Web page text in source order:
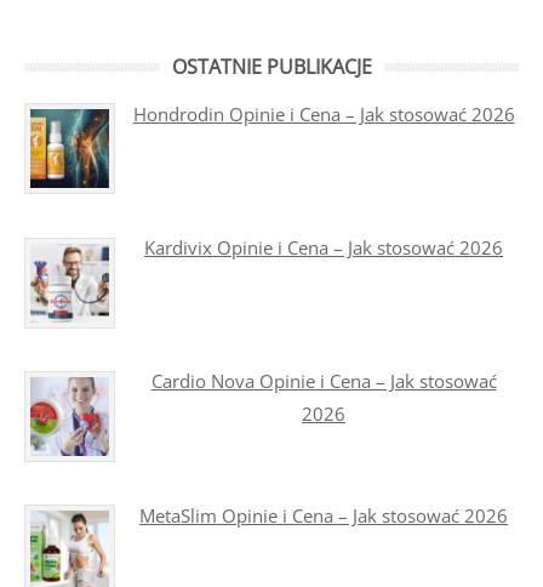
OSTATNIE PUBLIKACJE
Hondrodin Opinie i Cena – Jak stosować 2026
Kardivix Opinie i Cena – Jak stosować 2026
Cardio Nova Opinie i Cena – Jak stosować
2026
MetaSlim Opinie i Cena – Jak stosować 2026